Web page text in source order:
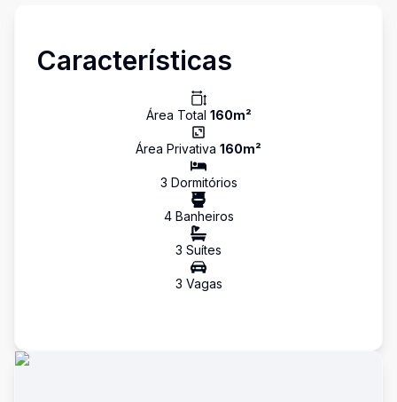
Características
Área Total 160m²
Área Privativa 160m²
3 Dormitórios
4Banheiros
3 Suítes
3 Vagas